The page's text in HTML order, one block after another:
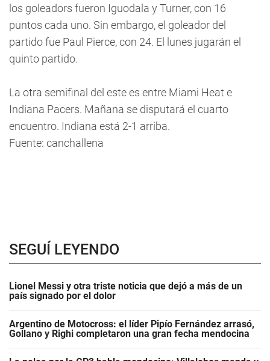
los goleadors fueron Iguodala y Turner, con 16
puntos cada uno. Sin embargo, el goleador del
partido fue Paul Pierce, con 24. El lunes jugarán el
quinto partido.
La otra semifinal del este es entre Miami Heat e
Indiana Pacers. Mañana se disputará el cuarto
encuentro. Indiana está 2-1 arriba.
Fuente: canchallena
SEGUÍ LEYENDO
Lionel Messi y otra triste noticia que dejó a más de un
país signado por el dolor
Argentino de Motocross: el líder Pipío Fernández arrasó,
Gollano y Righi completaron una gran fecha mendocina